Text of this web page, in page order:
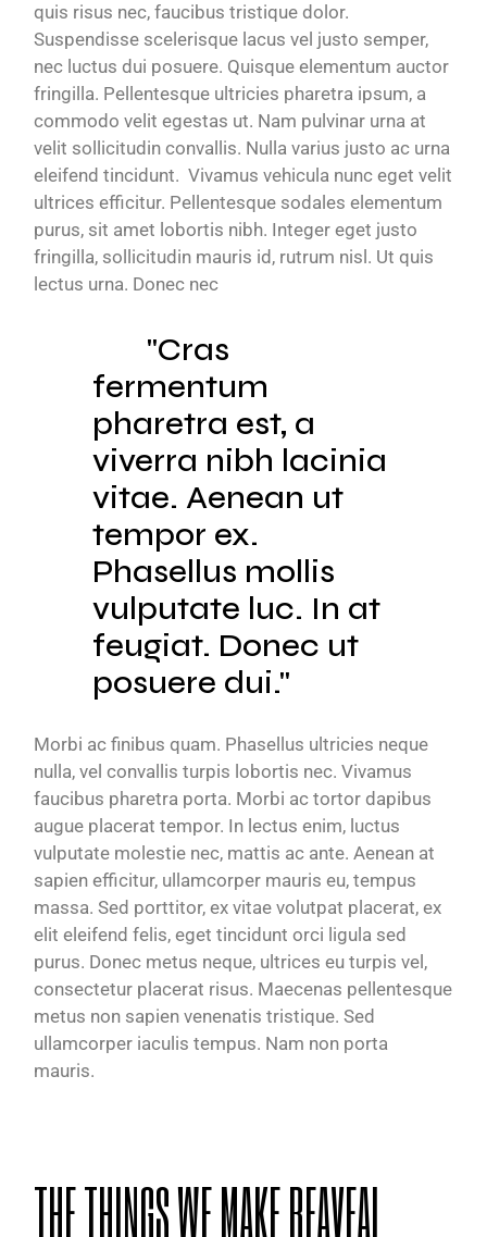
quis risus nec, faucibus tristique dolor.
Suspendisse scelerisque lacus vel justo semper,
nec luctus dui posuere. Quisque elementum auctor
fringilla. Pellentesque ultricies pharetra ipsum, a
commodo velit egestas ut. Nam pulvinar urna at
velit sollicitudin convallis. Nulla varius justo ac urna
eleifend tincidunt. Vivamus vehicula nunc eget velit
ultrices efficitur. Pellentesque sodales elementum
purus, sit amet lobortis nibh. Integer eget justo
fringilla, sollicitudin mauris id, rutrum nisl. Ut quis
lectus urna. Donec nec
Cras
fermentum
pharetra est, a
viverra nibh lacinia
vitae. Aenean ut
tempor ex.
Phasellus mollis
vulputate luc. In at
feugiat. Donec ut
posuere dui.
Morbi ac finibus quam. Phasellus ultricies neque
nulla, vel convallis turpis lobortis nec. Vivamus
faucibus pharetra porta. Morbi ac tortor dapibus
augue placerat tempor. In lectus enim, luctus
vulputate molestie nec, mattis ac ante. Aenean at
sapien efficitur, ullamcorper mauris eu, tempus
massa. Sed porttitor, ex vitae volutpat placerat, ex
elit eleifend felis, eget tincidunt orci ligula sed
purus. Donec metus neque, ultrices eu turpis vel,
consectetur placerat risus. Maecenas pellentesque
metus non sapien venenatis tristique. Sed
ullamcorper iaculis tempus. Nam non porta
mauris.
THE THINGS WE MAKE REAVEAL